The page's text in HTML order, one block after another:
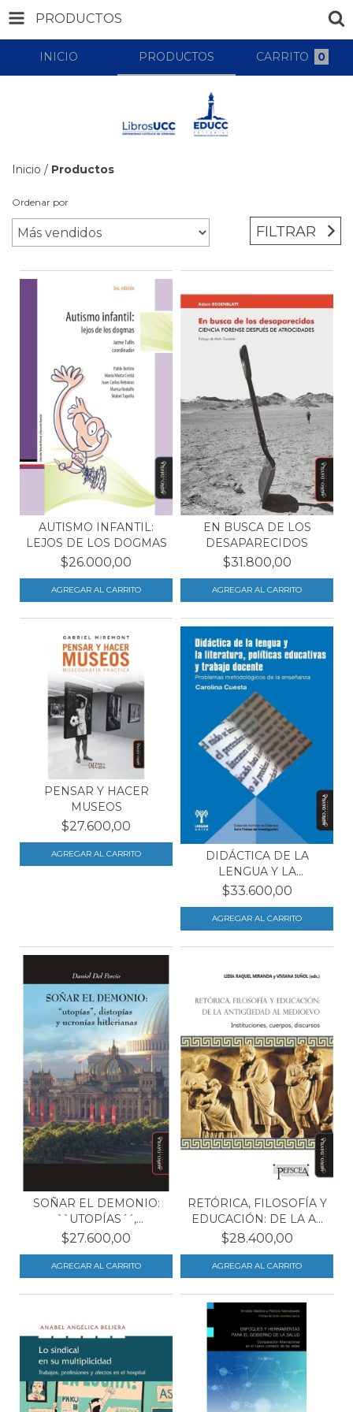
PRODUCTOS
INICIO PRODUCTOS CARRITO 0
Inicio / Productos
Ordenar por
FILTRAR
AUTISMO INFANTIL:
LEJOS DE LOS DOGMAS
$26.000,00
EN BUSCA DE LOS
DESAPARECIDOS
$31.800,00
PENSAR Y HACER
MUSEOS
$27.600,00
DIDÁCTICA DE LA
LENGUA Y LA
LITERATURA,...
$33.600,00
SOÑAR EL DEMONIO:
``UTOPÍAS´´,
DISTOPÍAS...
$27.600,00
RETÓRICA, FILOSOFÍA Y
EDUCACIÓN: DE LA A...
$28.400,00